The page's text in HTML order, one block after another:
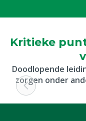
Kritieke
Doodlopende
zorgen onder